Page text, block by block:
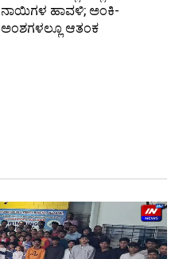
ನಾಯಿಗಳ ಹಾವಳಿ; ಅಂಕಿ-
ಅಂಶಗಳಲ್ಲೂ ಆತಂಕ